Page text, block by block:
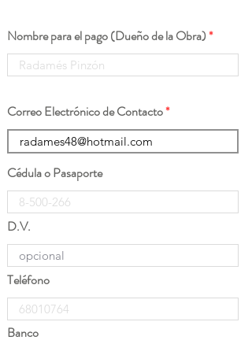
Nombre para el pago (Dueño de la Obra)
Correo Electrónico de Contacto
Cédula o Pasaporte
D.V.
Teléfono
Banco